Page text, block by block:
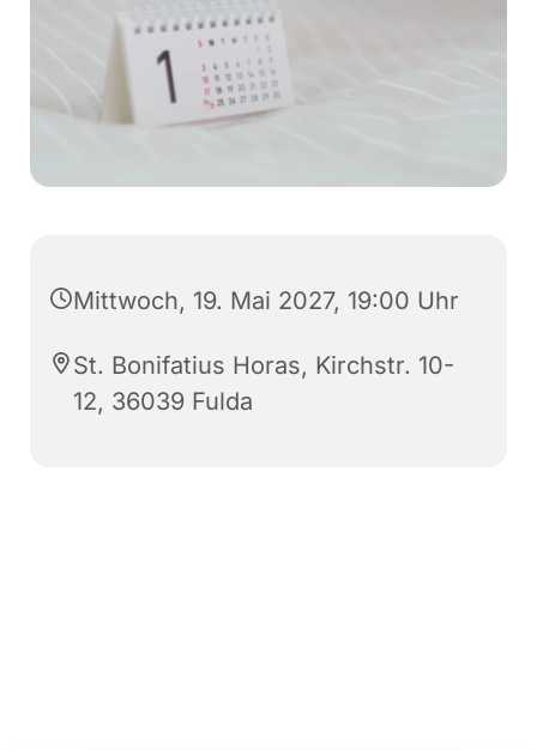
Mittwoch, 19. Mai 2027, 19:00 Uhr
St. Bonifatius Horas, Kirchstr. 10-
12, 36039 Fulda